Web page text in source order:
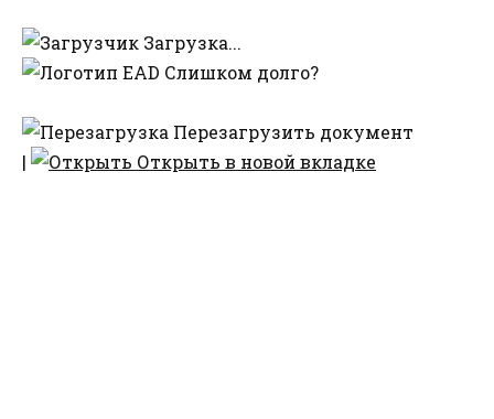
Загрузка...
Слишком долго?
Перезагрузить документ
|
Открыть в новой вкладке